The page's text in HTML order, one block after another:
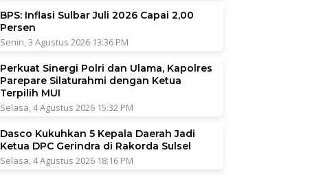
BPS: Inflasi Sulbar Juli 2026 Capai 2,00
Persen
Senin, 3 Agustus 2026 13:36 PM
Perkuat Sinergi Polri dan Ulama, Kapolres
Parepare Silaturahmi dengan Ketua
Terpilih MUI
Selasa, 4 Agustus 2026 15:32 PM
Dasco Kukuhkan 5 Kepala Daerah Jadi
Ketua DPC Gerindra di Rakorda Sulsel
Selasa, 4 Agustus 2026 18:16 PM